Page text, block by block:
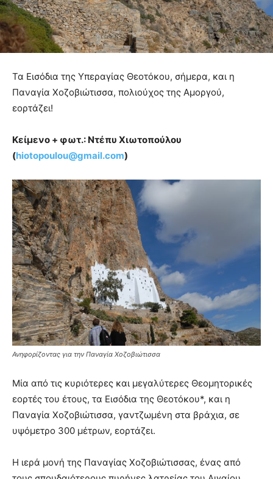
Τα Εισόδια της Υπεραγίας Θεοτόκου, σήμερα, και η
Παναγία Χοζοβιώτισσα, πολιούχος της Αμοργού,
εορτάζει!
Κείμενο + φωτ.: Ντέπυ Χιωτοπούλου
(hiotopoulou@gmail.com)
Ανηφορίζοντας για την Παναγία Χοζοβιώτισσα
Μία από τις κυριότερες και μεγαλύτερες Θεομητορικές
εορτές του έτους, τα Εισόδια της Θεοτόκου*, και η
Παναγία Χοζοβιώτισσα, γαντζωμένη στα βράχια, σε
υψόμετρο 300 μέτρων, εορτάζει.
Η ιερά μονή της Παναγίας Χοζοβιώτισσας, ένας από